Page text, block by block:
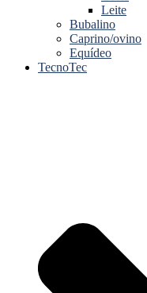
Leite
Bubalino
Caprino/ovino
Equídeo
TecnoTec